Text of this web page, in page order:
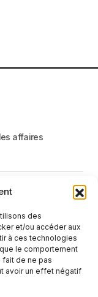
des
et/ou accéder aux
à ces technologies
le comportement
fait de ne pas
avoir un effet négatif
affaires